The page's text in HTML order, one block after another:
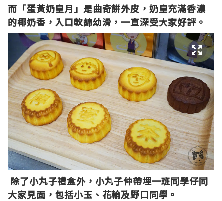
而 「蛋黃奶皇月」是曲奇餅外皮，奶皇充滿香濃
的椰奶香，入口軟綿幼滑，一直深受大家好評 。
除了小丸子禮盒外，小丸子仲帶埋一班同學仔同
大家見面，包括小玉、花輪及野口同學。